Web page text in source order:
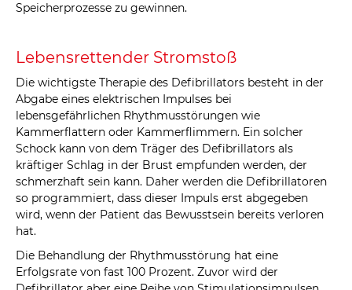
Speicherprozesse zu gewinnen.
Lebensrettender Stromstoß
Die wichtigste Therapie des Defibrillators besteht in der
Abgabe eines elektrischen Impulses bei
lebensgefährlichen Rhythmusstörungen wie
Kammerflattern oder Kammerflimmern. Ein solcher
Schock kann von dem Träger des Defibrillators als
kräftiger Schlag in der Brust empfunden werden, der
schmerzhaft sein kann. Daher werden die Defibrillatoren
so programmiert, dass dieser Impuls erst abgegeben
wird, wenn der Patient das Bewusstsein bereits verloren
hat.
Die Behandlung der Rhythmusstörung hat eine
Erfolgsrate von fast 100 Prozent. Zuvor wird der